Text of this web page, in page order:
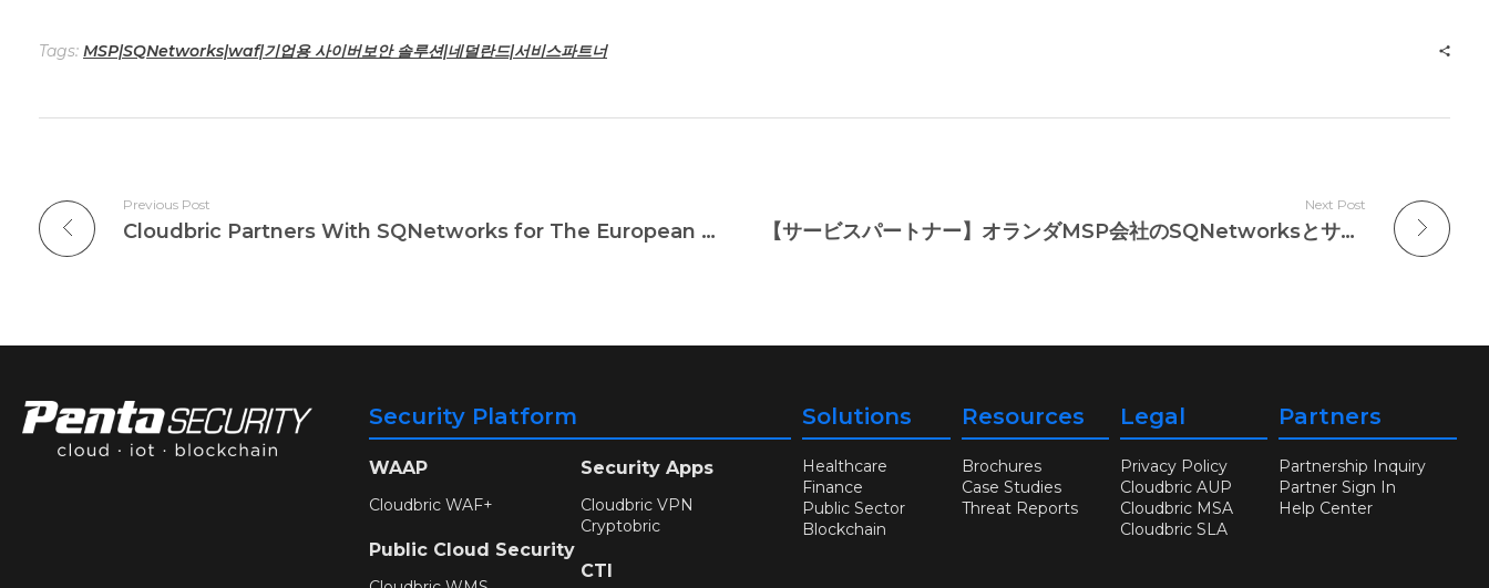
Tags: MSP|SQNetworks|waf|기업용 사이버보안 솔루션|네덜란드|서비스파트너
Previous Post
Cloudbric Partners With SQNetworks for The European Market
Next Post
【サービスパートナー】オランダMSP会社のSQNetworksとサービスパートナシップ締結
Security Platform
WAAP
Cloudbric WAF+
Public Cloud Security
Security Apps
Cloudbric VPN
Cryptobric
CTI
Solutions
Healthcare
Finance
Public Sector
Blockchain
Resources
Brochures
Case Studies
Threat Reports
Legal
Privacy Policy
Cloudbric AUP
Cloudbric MSA
Cloudbric SLA
Partners
Partnership Inquiry
Partner Sign In
Help Center